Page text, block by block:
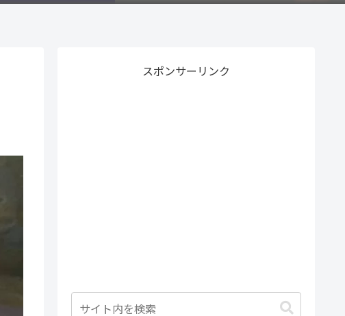
スポンサーリンク